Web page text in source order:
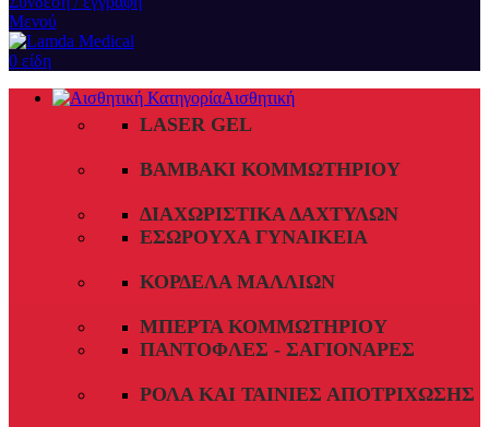
Μενού
0 είδη
Αισθητική
LASER GEL
ΒΑΜΒΆΚΙ ΚΟΜΜΩΤΗΡΊΟΥ
ΔΙΑΧΩΡΙΣΤΙΚΆ ΔΑΧΤΎΛΩΝ
ΕΣΏΡΟΥΧΑ ΓΥΝΑΙΚΕΊΑ
ΚΟΡΔΈΛΑ ΜΑΛΛΙΏΝ
ΜΠΈΡΤΑ ΚΟΜΜΩΤΗΡΊΟΥ
ΠΑΝΤΌΦΛΕΣ - ΣΑΓΙΟΝΆΡΕΣ
ΡΟΛΆ ΚΑΙ ΤΑΙΝΊΕΣ ΑΠΟΤΡΊΧΩΣΗΣ